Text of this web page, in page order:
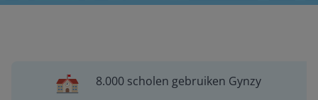
8.000 scholen gebruiken Gynzy